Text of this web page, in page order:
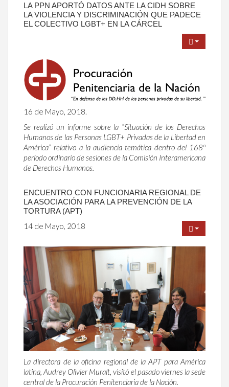
LA PPN APORTÓ DATOS ANTE LA CIDH SOBRE
LA VIOLENCIA Y DISCRIMINACIÓN QUE PADECE
EL COLECTIVO LGBT+ EN LA CÁRCEL
16 de Mayo, 2018.
Se realizó un informe sobre la “Situación de los Derechos
Humanos de las Personas LGBT+ Privadas de la Libertad en
América” relativo a la audiencia temática dentro del 168º
período ordinario de sesiones de la Comisión Interamericana
de Derechos Humanos.
ENCUENTRO CON FUNCIONARIA REGIONAL DE
LA ASOCIACIÓN PARA LA PREVENCIÓN DE LA
TORTURA (APT)
14 de Mayo, 2018
La directora de la oficina regional de la APT para América
latina, Audrey Olivier Muralt, visitó el pasado viernes la sede
central de la Procuración Penitenciaria de la Nación.